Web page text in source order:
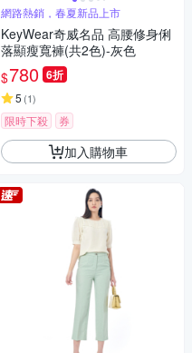
網路熱銷，春夏新品上市
KeyWear奇威名品 高腰修身俐
落顯瘦寬褲(共2色)-灰色
$780 6折
5 (1)
限時下殺 券
加入購物車